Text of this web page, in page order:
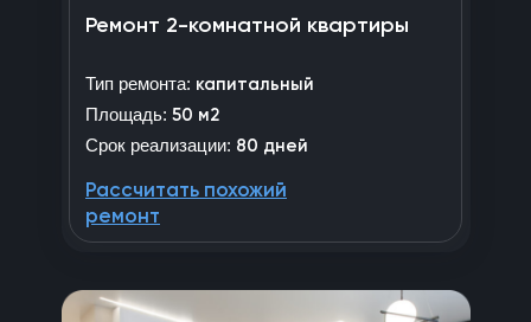
Ремонт 2-комнатной квартиры
Тип ремонта: капитальный
Площадь: 50 м2
Срок реализации: 80 дней
Рассчитать похожий
ремонт